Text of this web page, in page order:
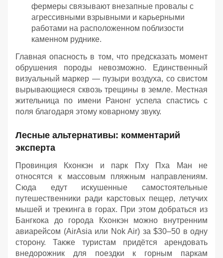
фермеры связывают внезапные провалы с
агрессивными взрывными и карьерными
работами на расположенном поблизости
каменном руднике.
Главная опасность в том, что предсказать момент
обрушения породы невозможно. Единственный
визуальный маркер — пузыри воздуха, со свистом
вырывающиеся сквозь трещины в земле. Местная
жительница по имени Ранонг успела спастись с
поля благодаря этому коварному звуку.
Лесные альтернативы: комментарий
эксперта
Провинция Кхонкэн и парк Пху Пха Ман не
относятся к массовым пляжным направлениям.
Сюда едут искушенные самостоятельные
путешественники ради карстовых пещер, летучих
мышей и трекинга в горах. При этом добраться из
Бангкока до города Кхонкэн можно внутренним
авиарейсом (AirAsia или Nok Air) за $30–50 в одну
сторону. Также туристам придётся арендовать
внедорожник для поездки к горным паркам